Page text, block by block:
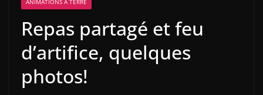
Repas partagé et feu
d’artifice, quelques
photos!